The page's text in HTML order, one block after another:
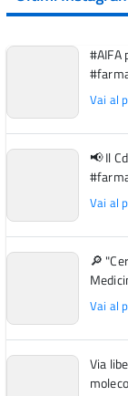
#AIFA
Vai al
📢 Il
Vai al
🔎
Vai al
Via